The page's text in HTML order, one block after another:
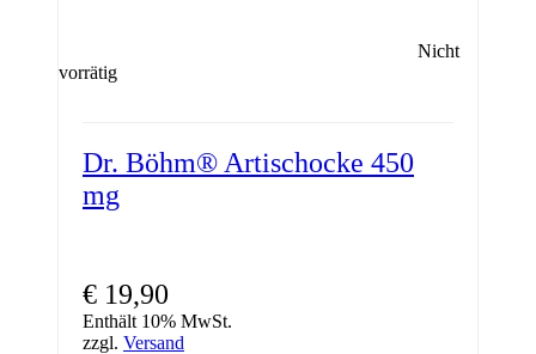
Nicht
vorrätig
Dr. Böhm® Artischocke 450
mg
€ 19,90
Enthält 10% MwSt.
zzgl. Versand